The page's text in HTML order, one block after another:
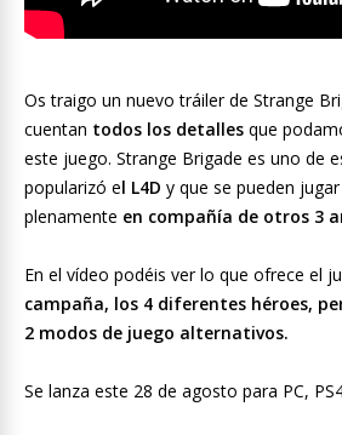
Os traigo un nuevo tráiler de Strange
cuentan todos los detalles que
este juego. Strange Brigade es uno de
popularizó el L4D y que se pueden
plenamente en compañía de otros 3
En el vídeo podéis ver lo que ofrece el
campaña, los 4 diferentes héroes,
2 modos de juego alternativos.
Se lanza este 28 de agosto para PC,